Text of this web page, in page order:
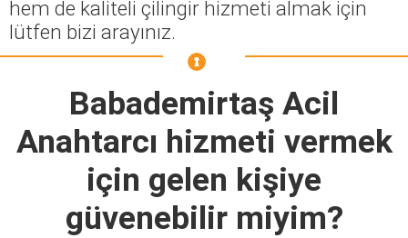
hem de kaliteli çilingir hizmeti almak için
lütfen bizi arayınız.
Babademirtaş Acil
Anahtarcı hizmeti vermek
için gelen kişiye
güvenebilir miyim?